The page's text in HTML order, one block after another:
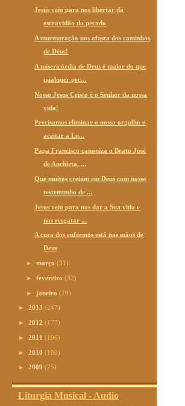
Jesus veio para nos libertar da
escravidão do pecado
A murmuração nos afasta dos caminhos
de Deus!
A misericórdia de Deus é maior do que
qualquer pec...
Nosso Jesus Cristo é o Senhor da nossa
vida!
Precisamos eliminar o nosso orgulho e
aceitar a Lu...
Papa Francisco canoniza o Beato José
de Anchieta, ...
Que muitos creiam em Deus com nosso
testemunho de ...
Jesus veio para nos dar a Sua vida e
nos resgatar ...
A cura dos enfermos está nas mãos de
Deus
►março(31)
►fevereiro(32)
► janeiro(19)
► 2013 (247)
► 2012 (177)
► 2011 (196)
► 2010 (180)
► 2009 (25)
Liturgia Musical - Audio